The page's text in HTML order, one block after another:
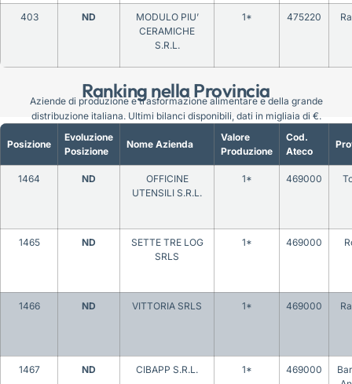
Ranking nella Provincia
403 ND
MODULO PIU’
CERAMICHE
S.R.L.
1* 475220
Posizione
Evoluzione
Posizione
Nome Azienda
Valore
Produzione
Cod.
Ateco
1464 ND
OFFICINE
UTENSILI S.R.L.
1* 469000
1465 ND
SETTE TRE LOG
SRLS
1* 469000
1466 ND VITTORIA SRLS 1* 469000
1467 ND CIBAPP S.R.L. 1* 469000
Aziende di produzione e trasformazione alimentare e della grande
distribuzione italiana. Ultimi bilanci disponibili, dati in migliaia di €.